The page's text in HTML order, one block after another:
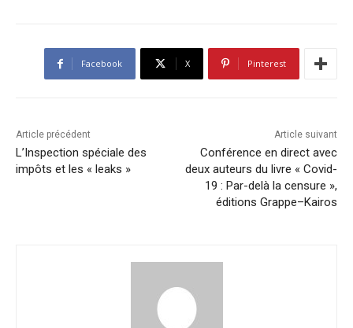
Facebook X Pinterest
Article précédent
L’Inspection spéciale des
impôts et les « leaks »
Article suivant
Conférence en direct avec
deux auteurs du livre « Covid-
19 : Par-delà la censure »,
éditions Grappe–Kairos